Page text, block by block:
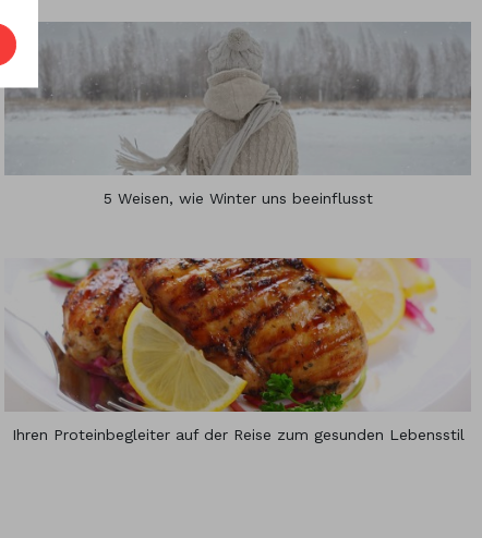
5 Weisen, wie Winter uns beeinflusst
Ihren Proteinbegleiter auf der Reise zum gesunden Lebensstil